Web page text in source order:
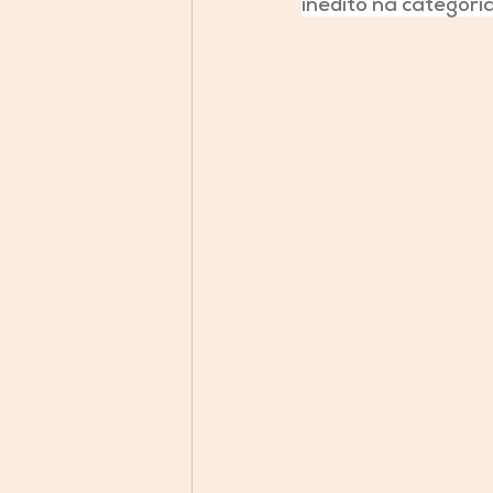
inédito na